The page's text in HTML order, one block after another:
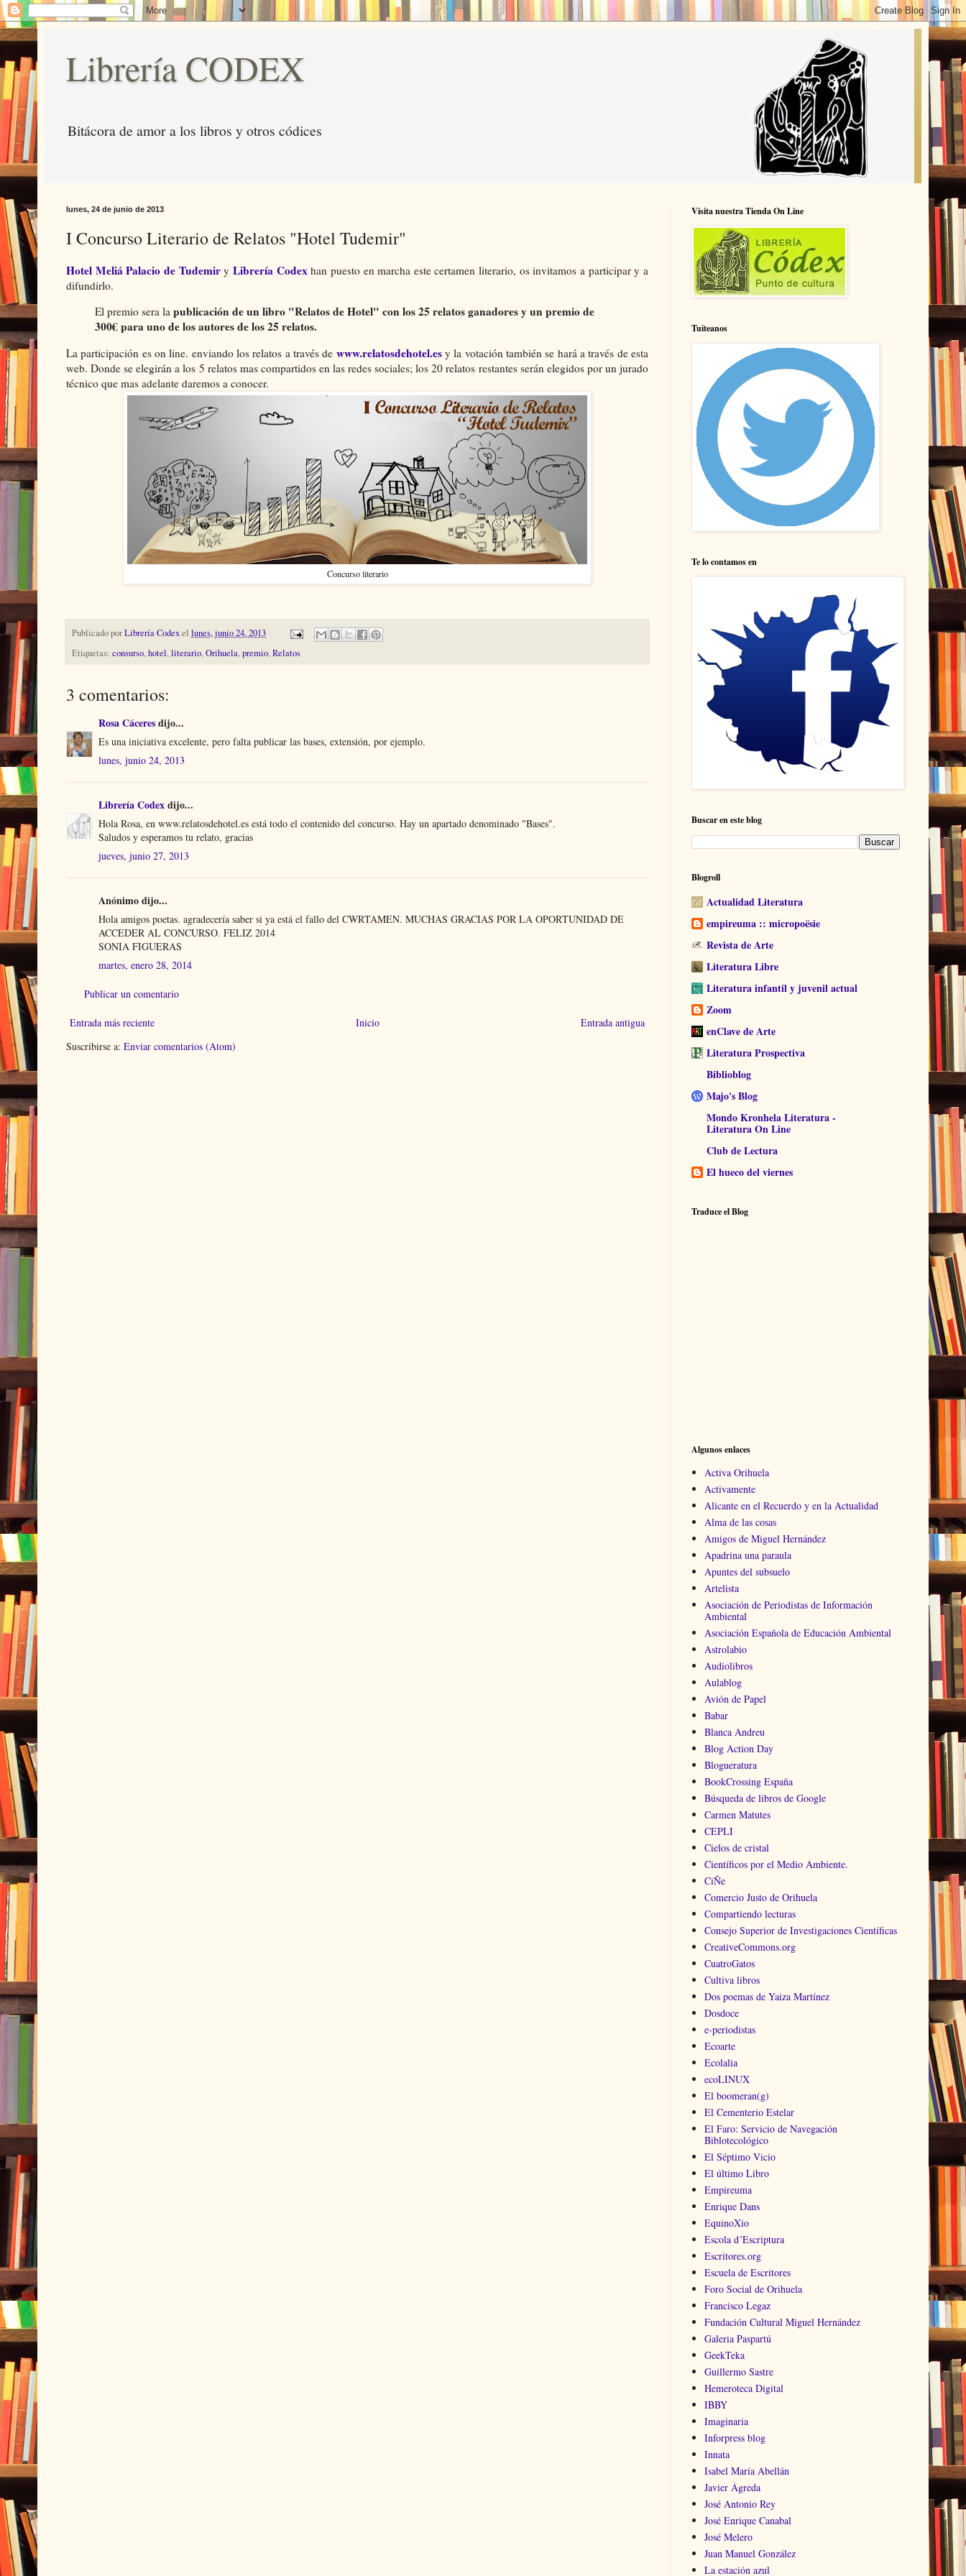
Librería CODEX
Bitácora de amor a los libros y otros códices
lunes, 24 de junio de 2013
I Concurso Literario de Relatos "Hotel Tudemir"
Hotel Meliá Palacio de Tudemiry Librería Codex han puesto en marcha este certamen literario, os invitamos a participar y a
difundirlo.
El premio sera la publicación de un libro "Relatos de Hotel" con los 25 relatos ganadores y un premio de
300€ para uno de los autores de los 25 relatos.
La participación es on line. enviando los relatos a través de www.relatosdehotel.esy la votación también se hará a través de esta
web. Donde se elegirán a los 5 relatos mas compartidos en las redes sociales; los 20 relatos restantes serán elegidos por un jurado
técnico que mas adelante daremos a conocer.
Concurso literario
Publicado porLibrería Codexel lunes, junio 24, 2013
Etiquetas: consurso,hotel,literario,Orihuela,premio,Relatos
3 comentarios:
Rosa Cáceresdijo...
Es una iniciativa excelente, pero falta publicar las bases, extensión, por ejemplo.
lunes, junio 24, 2013
Librería Codexdijo...
Hola Rosa, en www.relatosdehotel.es está todo el contenido del concurso. Hay un apartado denominado "Bases".
Saludos y esperamos tu relato, gracias
jueves, junio 27, 2013
Anónimo dijo...
Hola amigos poetas. agradecería saber si ya está el fallo del CWRTAMEN. MUCHAS GRACIAS POR LA OPORTUNIDAD DE
ACCEDER AL CONCURSO. FELIZ 2014
SONIA FIGUERAS
martes, enero 28, 2014
Publicar un comentario
Entrada más reciente Entrada antigua
Inicio
Suscribirse a: Enviar comentarios (Atom)
Visita nuestra Tienda On Line
Tuiteanos
Te lo contamos en
Buscar en este blog
Blogroll
Actualidad Literatura
empireuma :: micropoësie
Revista de Arte
Literatura Libre
Literatura infantil y juvenil actual
Zoom
enClave de Arte
Literatura Prospectiva
Biblioblog
Majo's Blog
Mondo Kronhela Literatura -
Literatura On Line
Club de Lectura
El hueco del viernes
Traduce el Blog
Algunos enlaces
Activa Orihuela
Activamente
Alicante en el Recuerdo y en la Actualidad
Alma de las cosas
Amigos de Miguel Hernández
Apadrina una paraula
Apuntes del subsuelo
Artelista
Asociación de Periodistas de Información
Ambiental
Asociación Española de Educación Ambiental
Astrolabio
Audiolibros
Aulablog
Avión de Papel
Babar
Blanca Andreu
Blog Action Day
Blogueratura
BookCrossing España
Búsqueda de libros de Google
Carmen Matutes
CEPLI
Cielos de cristal
Científicos por el Medio Ambiente.
CiÑe
Comercio Justo de Orihuela
Compartiendo lecturas
Consejo Superior de Investigaciones Científicas
CreativeCommons.org
CuatroGatos
Cultiva libros
Dos poemas de Yaiza Martínez
Dosdoce
e-periodistas
Ecoarte
Ecolalia
ecoLINUX
El boomeran(g)
El Cementerio Estelar
El Faro: Servicio de Navegación
Biblotecológico
El Séptimo Vicio
El último Libro
Empireuma
Enrique Dans
EquinoXio
Escola d´Escriptura
Escritores.org
Escuela de Escritores
Foro Social de Orihuela
Francisco Legaz
Fundación Cultural Miguel Hernández
Galeria Paspartú
GeekTeka
Guillermo Sastre
Hemeroteca Digital
IBBY
Imaginaria
Inforpress blog
Innata
Isabel María Abellán
Javier Ágreda
José Antonio Rey
José Enrique Canabal
José Melero
Juan Manuel González
La estación azul